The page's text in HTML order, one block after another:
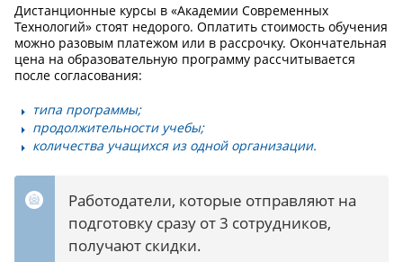
Дистанционные курсы в «Академии Современных
Технологий» стоят недорого. Оплатить стоимость обучения
можно разовым платежом или в рассрочку. Окончательная
цена на образовательную программу рассчитывается
после согласования:
типа программы;
продолжительности учебы;
количества учащихся из одной организации.
Работодатели, которые отправляют на
подготовку сразу от 3 сотрудников,
получают скидки.